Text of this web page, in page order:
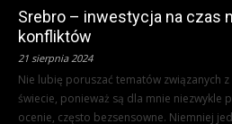
Srebro – inwestycja na czas
konfliktów
21 sierpnia 2024
Nie lubię poruszać tematów związanych
świecie, ponieważ są dla mnie niezwykle
ocenie, często bezsensowne. Niemniej